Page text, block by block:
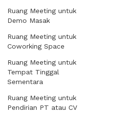
Ruang Meeting untuk
Demo Masak
Ruang Meeting untuk
Coworking Space
Ruang Meeting untuk
Tempat Tinggal
Sementara
Ruang Meeting untuk
Pendirian PT atau CV